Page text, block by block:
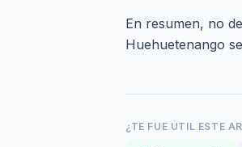
En resumen, no
Huehuetenango
¿TE FUE ÚTIL ESTE